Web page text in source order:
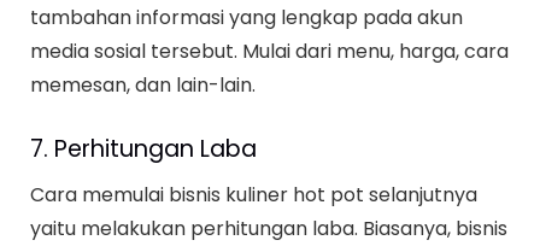
tambahan informasi yang lengkap pada akun
media sosial tersebut. Mulai dari menu, harga, cara
memesan, dan lain-lain.
7. Perhitungan Laba
Cara memulai bisnis kuliner hot pot selanjutnya
yaitu melakukan perhitungan laba. Biasanya, bisnis